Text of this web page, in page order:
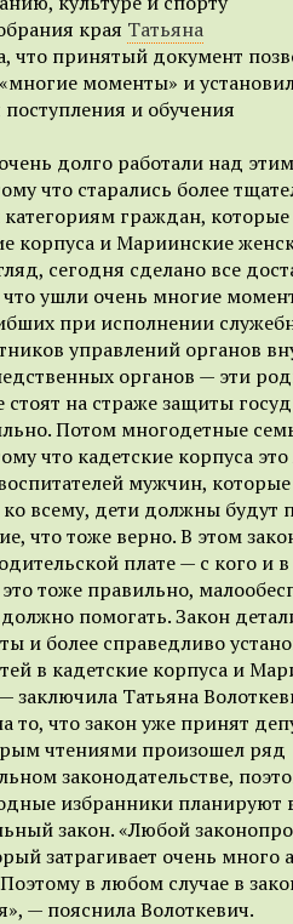
края Татьяна
что принятый документ
моменты» и
и обучения
долго работали над этим
что старались более
граждан, которые
корпуса и Мариинские
сегодня сделано все
что ушли очень многие
при исполнении
управлений органов
органов — эти
на страже защиты
Потом многодетные
что кадетские корпуса
мужчин,
всему, дети должны будут
что тоже верно.В этом
плате — с кого и
тоже правильно,
должно помогать. Закон
и более справедливо
в кадетские корпуса и
заключила Татьяна
то, что закон уже принят
чтениями произошел ряд
законодательстве,
избранники планируют
закон. «Любой
затрагивает очень много
в любом случае в
», — пояснила Волоткевич.